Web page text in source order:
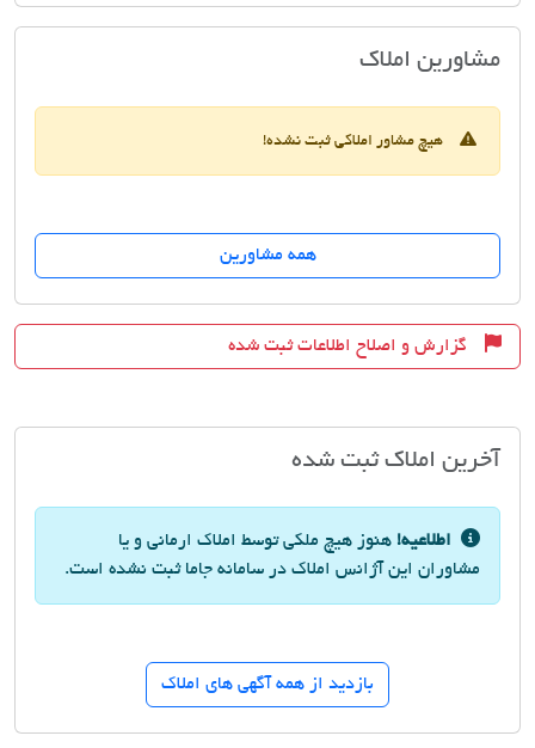
مشاورین املاکاملاک ارمانی
هیچ مشاور املاکی ثبت نشده!
همه مشاورین
گزارش و اصلاح اطلاعات ثبت شده
آخرین املاک ثبت شده
اطلاعیه! هنوز هیچ ملکی توسط املاک ارمانی و یا
مشاوران این آژانس املاک در سامانه جاما ثبت نشده است.
بازدید از همه آگهی های املاک